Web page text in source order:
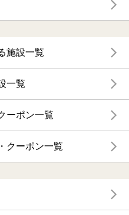
施設一覧
一覧
ーポン一覧
クーポン一覧